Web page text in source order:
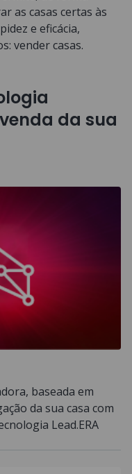
as casas certas às
e eficácia,
vender casas.
da sua
baseada em
da sua casa com
Lead.ERA